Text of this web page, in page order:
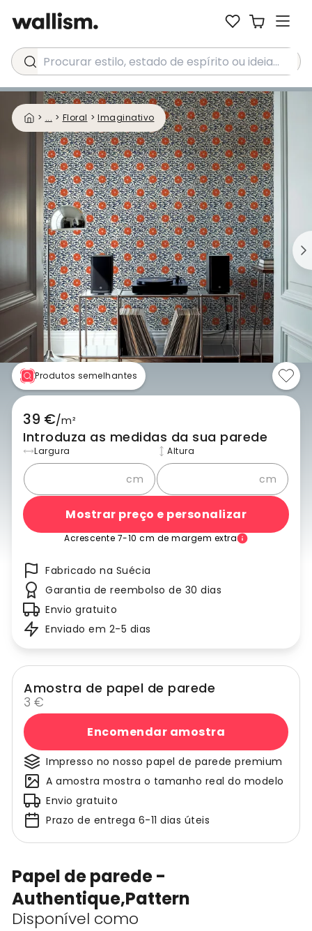
Procurar estilo, estado de espírito ou ideia...
> ... > Floral > Imaginativo
Papel de parede -
Authentique,Pattern
Disponível como
Produtos semelhantes
39 €/m²
Introduza as medidas da sua parede
Largura
cm
Altura
cm
Mostrar preço e personalizar
Acrescente 7-10 cm de margem extra
Fabricado na Suécia
Garantia de reembolso de 30 dias
Envio gratuito
Enviado em 2-5 dias
Amostra de papel de parede
3 €
Encomendar amostra
Impresso no nosso papel de parede premium
A amostra mostra o tamanho real do modelo
Envio gratuito
Prazo de entrega 6-11 dias úteis